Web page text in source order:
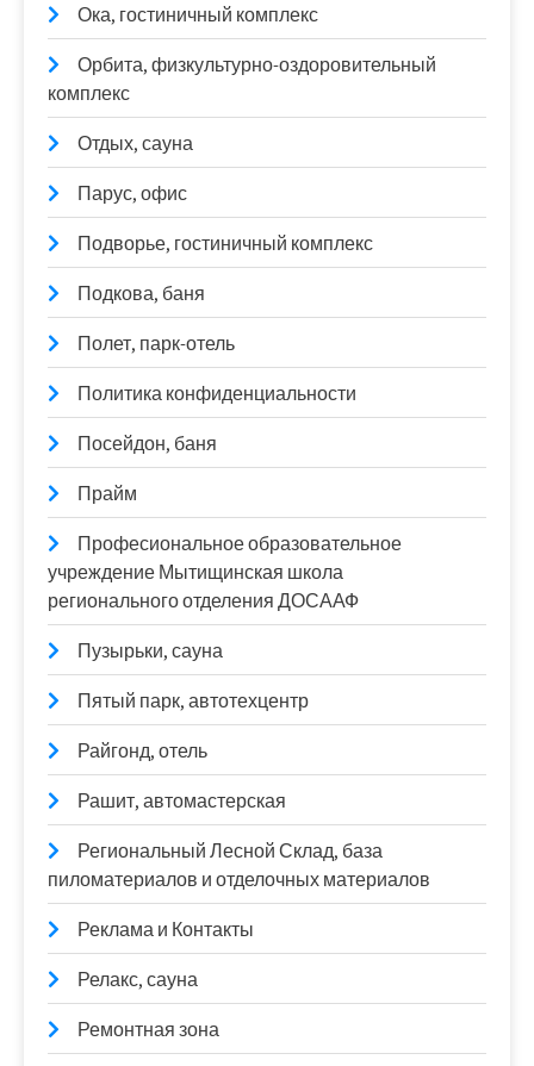
Ока, гостиничный комплекс
Орбита, физкультурно-оздоровительный
комплекс
Отдых, сауна
Парус, офис
Подворье, гостиничный комплекс
Подкова, баня
Полет, парк-отель
Политика конфиденциальности
Посейдон, баня
Прайм
Професиональное образовательное
учреждение Мытищинская школа
регионального отделения ДОСААФ
Пузырьки, сауна
Пятый парк, автотехцентр
Райгонд, отель
Рашит, автомастерская
Региональный Лесной Склад, база
пиломатериалов и отделочных материалов
Реклама и Контакты
Релакс, сауна
Ремонтная зона